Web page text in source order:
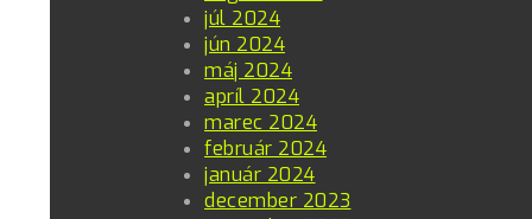
júl 2024
jún 2024
máj 2024
apríl 2024
marec 2024
február 2024
január 2024
december 2023